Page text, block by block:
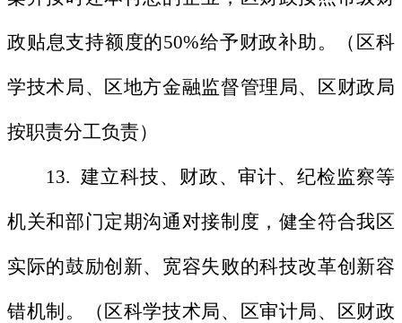
政贴息支持额度的50%给予财政补助。（区科
学技术局、区地方金融监督管理局、区财政局
按职责分工负责）
13. 建立科技、财政、审计、纪检监察等
机关和部门定期沟通对接制度，健全符合我区
实际的鼓励创新、宽容失败的科技改革创新容
错机制。（区科学技术局、区审计局、区财政